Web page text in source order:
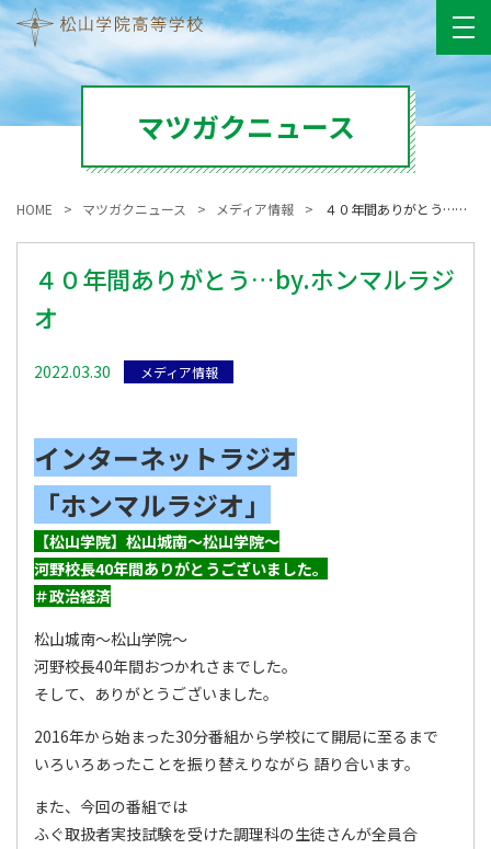
マツガクニュース
HOME マツガクニュース メディア情報 ４０年間ありがとう…by.ホンマルラジオ
４０年間ありがとう…by.ホンマルラジ
オ
2022.03.30 メディア情報
インターネットラジオ
「ホンマルラジオ」
【松山学院】松山城南〜松山学院〜
河野校長40年間ありがとうございました。
＃政治経済
松山城南〜松山学院〜
河野校長40年間おつかれさまでした。
そして、ありがとうございました。
2016年から始まった30分番組から学校にて開局に至るまで
いろいろあったことを振り替えりながら 語り合います。
また、今回の番組では
ふぐ取扱者実技試験を受けた調理科の生徒さんが全員合